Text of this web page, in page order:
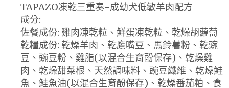
TAPAZO凍乾三重奏-成幼犬低敏羊肉配方
成分:
佐餐成份: 雞肉凍乾粒、鮮蛋凍乾粒、乾燥胡蘿蔔
乾糧成份: 乾燥羊肉、乾鷹嘴豆、馬鈴薯粉、乾豌
豆、豌豆粉、雞脂(以混合生育酚保存)、乾燥雞
肉、乾燥甜菜根、天然調味料、豌豆纖維、乾燥鮭
魚、鮭魚油(以混合生育酚保存)、乾燥番茄粕、食